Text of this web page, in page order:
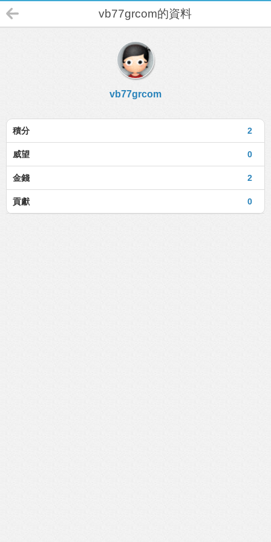
vb77grcom的資料
vb77grcom
2
積分
0
威望
2
金錢
0
貢獻